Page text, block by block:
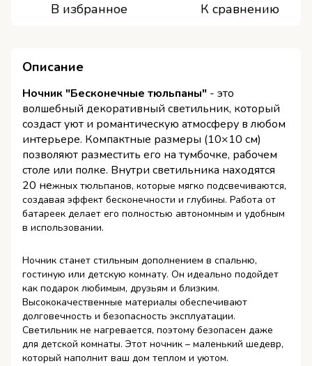
В избранное К сравнению
Описание
Ночник "Бесконечные тюльпаны" - это
волшебный декоративный светильник, который
создаст уют и романтическую атмосферу в любом
интерьере. Компактные размеры (10×10 см)
позволяют разместить его на тумбочке, рабочем
столе или полке. Внутри светильника находятся
20 нежных тюльпанов, которые мягко подсвечиваются,
создавая эффект бесконечности и глубины. Работа от
батареек делает его полностью автономным и удобным
в использовании.
Ночник станет стильным дополнением в спальню,
гостиную или детскую комнату. Он идеально подойдет
как подарок любимым, друзьям и близким.
Высококачественные материалы обеспечивают
долговечность и безопасность эксплуатации.
Светильник не нагревается, поэтому безопасен даже
для детской комнаты. Этот ночник – маленький шедевр,
который наполнит ваш дом теплом и уютом.